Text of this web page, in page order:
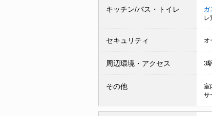
キッチン/バス・トイレ ガ
レ
セキュリティ オ
周辺環境・アクセス 3
その他 室
サ